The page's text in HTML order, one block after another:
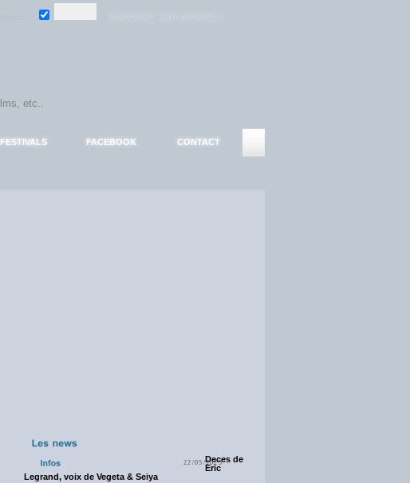
FESTIVALS FACEBOOK CONTACT
22/05/2025Deces de
Eric
Legrand, voix de Vegeta & Seiya